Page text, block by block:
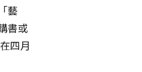
藝
書或
四月